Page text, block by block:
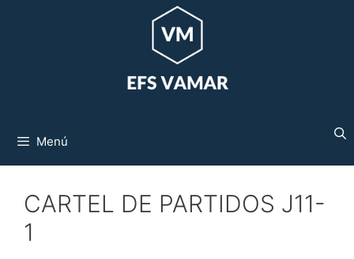
Menú
CARTEL DE PARTIDOS J11-
1